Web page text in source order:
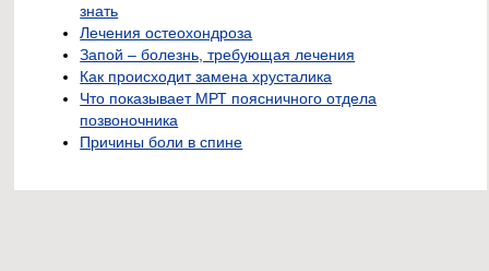
знать
Лечения остеохондроза
Запой – болезнь, требующая лечения
Как происходит замена хрусталика
Что показывает МРТ поясничного отдела
позвоночника
Причины боли в спине